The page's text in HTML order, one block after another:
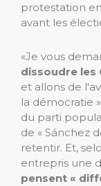
protestation
avant les
«Je vous
dissoudre les
et allons de
la démocratie
du parti
de « Sánchez
retentir. Et,
entrepris une
pensent «